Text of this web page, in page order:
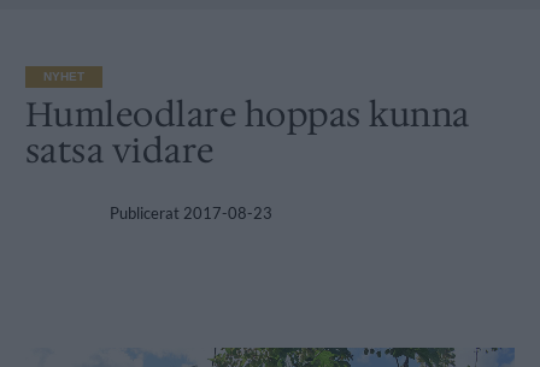
NYHET
Humleodlare hoppas kunna
satsa vidare
Publicerat 2017-08-23